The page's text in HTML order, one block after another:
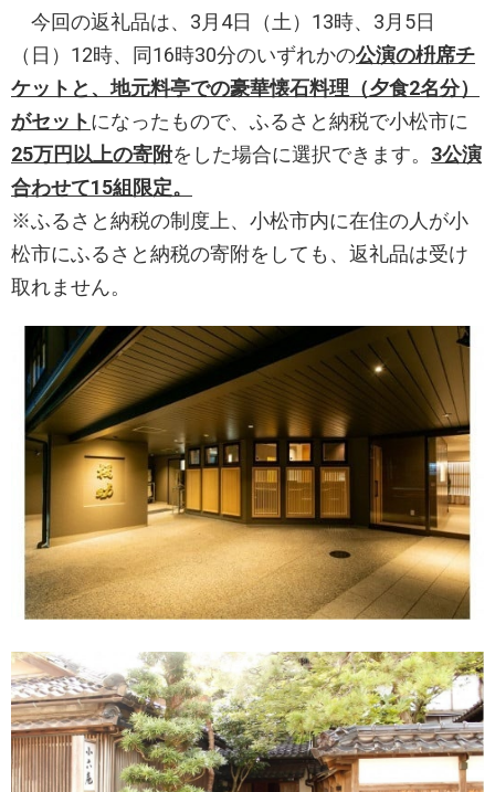
今回の返礼品は、3月4日（土）13時、3月5日
（日）12時、同16時30分のいずれかの公演の枡席チ
ケットと、地元料亭での豪華懐石料理（夕食2名分）
がセットになったもので、ふるさと納税で小松市に
25万円以上の寄附をした場合に選択できます。 3公演
合わせて15組限定。
※ふるさと納税の制度上、小松市内に在住の人が小
松市にふるさと納税の寄附をしても、返礼品は受け
取れません。